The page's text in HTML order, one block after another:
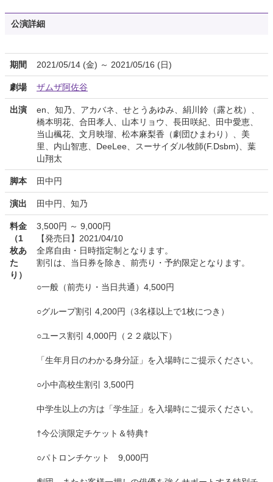
公演詳細
期間 2021/05/14 (金) ～ 2021/05/16 (日)
劇場 ザムザ阿佐谷
出演
en、知乃、アカバネ、せとうあゆみ、絹川鈴（露と枕）、
橋本明花、合田孝人、山本リョウ、長田咲紀、田中愛恵、
当山楓花、文月映瑠、松本麻梨香（劇団ひまわり）、美
里、内山智恵、DeeLee、スーサイダル牧師(F.Dsbm)、葉
山翔太
脚本 田中円
演出 田中円、知乃
料金
（1
枚あ
た
り）
3,500円 ～ 9,000円
【発売日】2021/04/10
全席自由・日時指定制となります。
割引は、当日券を除き、前売り・予約限定となります。
○一般（前売り・当日共通）4,500円
○グループ割引 4,200円（3名様以上で1枚につき）
○ユース割引 4,000円（２２歳以下）
「生年月日のわかる身分証」を入場時にご提示ください。
○小中高校生割引 3,500円
中学生以上の方は「学生証」を入場時にご提示ください。
†今公演限定チケット＆特典†
○パトロンチケット 9,000円